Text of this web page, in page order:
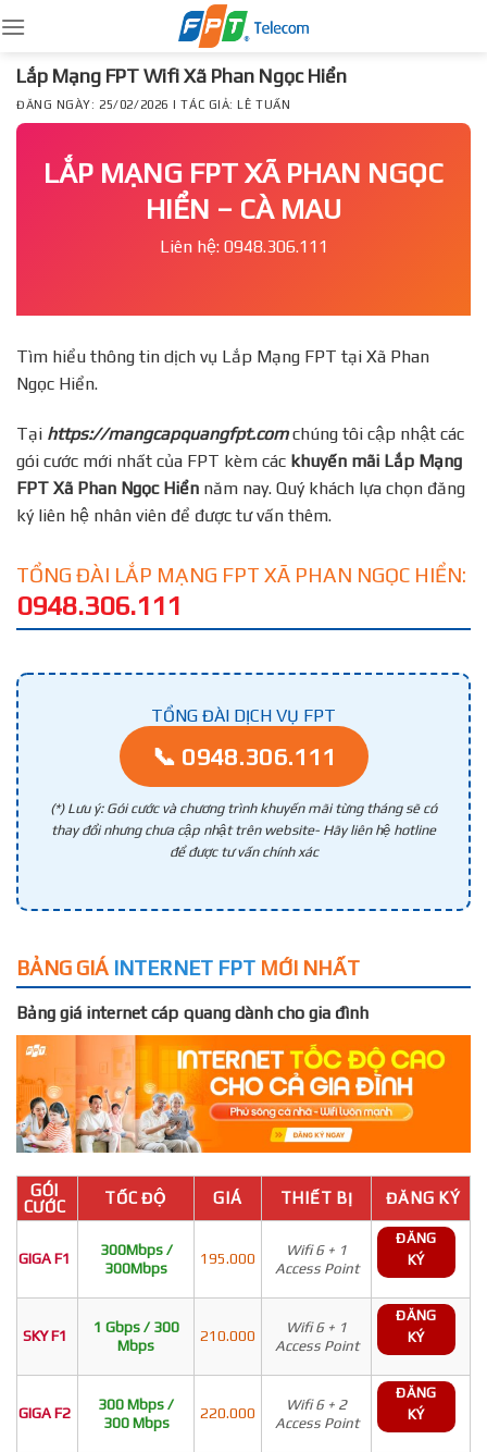
to
content
Lắp Mạng FPT Wifi Xã Phan Ngọc Hiển
ĐĂNG NGÀY: 25/02/2026 | TÁC GIẢ: LÊ TUẤN
LẮP MẠNG FPT XÃ PHAN NGỌC
HIỂN – CÀ MAU
Liên hệ: 0948.306.111
Tìm hiểu thông tin dịch vụ Lắp Mạng FPT tại Xã Phan
Ngọc Hiển.
Tại https://mangcapquangfpt.comchúng tôi cập nhật các
gói cước mới nhất của FPT kèm các khuyến mãi Lắp Mạng
FPT Xã Phan Ngọc Hiển năm nay. Quý khách lựa chọn đăng
ký liên hệ nhân viên để được tư vấn thêm.
TỔNG ĐÀI LẮP MẠNG FPT XÃ PHAN NGỌC HIỂN:
0948.306.111
TỔNG ĐÀI DỊCH VỤ FPT
📞 0948.306.111
(*) Lưu ý: Gói cước và chương trình khuyến mãi từng tháng sẽ có
thay đổi nhưng chưa cập nhật trên website- Hãy liên hệ hotline
để được tư vấn chính xác
BẢNG GIÁ INTERNET FPT MỚI NHẤT
Bảng giá internet cáp quang dành cho gia đình
GÓI
CƯỚC
TỐC ĐỘ GIÁ THIẾT BỊ ĐĂNG KÝ
GIGA F1
300Mbps /
300Mbps
195.000
Wifi 6 + 1
Access Point
ĐĂNG
KÝ
SKY F1
1 Gbps / 300
Mbps
210.000
Wifi 6 + 1
Access Point
ĐĂNG
KÝ
GIGA F2
300 Mbps /
300 Mbps
220.000
Wifi 6 + 2
Access Point
ĐĂNG
KÝ